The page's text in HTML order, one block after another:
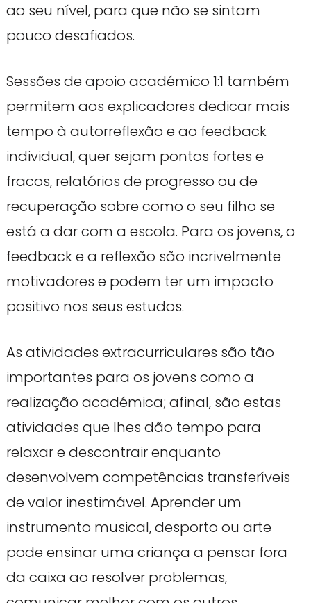
ao seu nível, para que não se sintam
pouco desafiados.
Sessões de apoio académico 1:1 também
permitem aos explicadores dedicar mais
tempo à autorreflexão e ao feedback
individual, quer sejam pontos fortes e
fracos, relatórios de progresso ou de
recuperação sobre como o seu filho se
está a dar com a escola. Para os jovens, o
feedback e a reflexão são incrivelmente
motivadores e podem ter um impacto
positivo nos seus estudos.
As atividades extracurriculares são tão
importantes para os jovens como a
realização académica; afinal, são estas
atividades que lhes dão tempo para
relaxar e descontrair enquanto
desenvolvem competências transferíveis
de valor inestimável. Aprender um
instrumento musical, desporto ou arte
pode ensinar uma criança a pensar fora
da caixa ao resolver problemas,